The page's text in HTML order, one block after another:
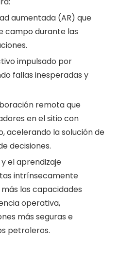
aumentada (AR) que
campo durante las
impulsado por
fallas inesperadas y
remota que
en el sitio con
acelerando la solución de
decisiones.
el aprendizaje
intrínsecamente
las capacidades
operativa,
más seguras e
petroleros.